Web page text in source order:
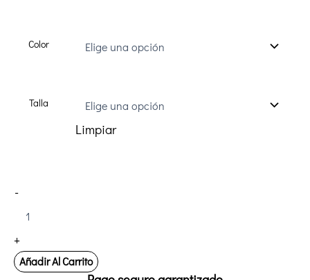
Color
Talla
Limpiar
-
Cocina
Egochef
LINO
cantidad
+
Añadir Al Carrito